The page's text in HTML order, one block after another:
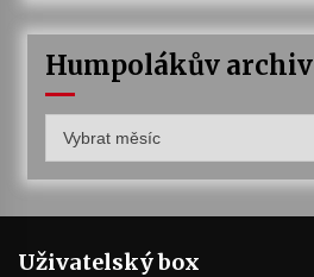
Humpolákův archiv
archiv
Uživatelský box